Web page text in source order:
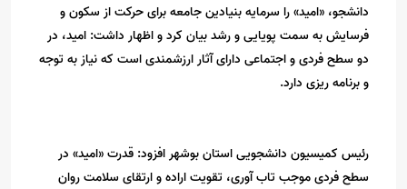
دانشجو، «امید» را سرمایه بنیادین جامعه برای حرکت از سکون و
فرسایش به سمت پویایی و رشد بیان کرد و اظهار داشت: امید، در
دو سطح فردی و اجتماعی دارای آثار ارزشمندی است که نیاز به توجه
و برنامه ریزی دارد.
رئیس کمیسیون دانشجویی استان بوشهر افزود: قدرت «امید» در
سطح فردی موجب تاب آوری، تقویت اراده و ارتقای سلامت روان